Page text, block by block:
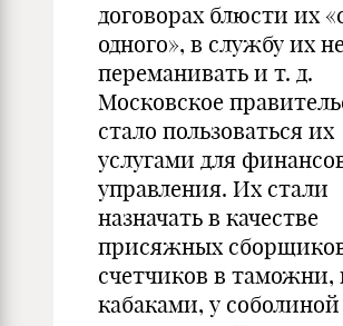
договорах блюсти их
одного», в службу их
переманивать и т. д.
Московское
стало пользоваться их
услугами для
управления. Их стали
назначать в качестве
присяжных
счетчиков в таможни,
кабаками, у соболиной